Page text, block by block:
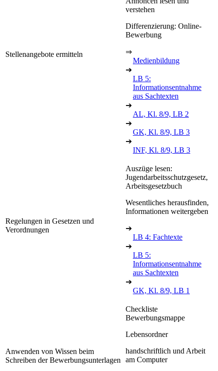
Stellenangebote ermitteln
verstehen
Differenzierung: Online-
Bewerbung
⇒
Medienbildung
➔
LB 5:
Informationsentnahme
aus Sachtexten
➔
AL, Kl. 8/9, LB 2
➔
GK, Kl. 8/9, LB 3
➔
INF, Kl. 8/9, LB 3
Regelungen in Gesetzen und
Verordnungen
Auszüge lesen:
Jugendarbeitsschutzgesetz,
Arbeitsgesetzbuch
Wesentliches herausfinden,
Informationen weitergeben
➔
LB 4: Fachtexte
➔
LB 5:
Informationsentnahme
aus Sachtexten
➔
GK, Kl. 8/9, LB 1
Anwenden von Wissen beim
Schreiben der Bewerbungsunterlagen
Checkliste
Bewerbungsmappe
Lebensordner
handschriftlich und Arbeit
am Computer